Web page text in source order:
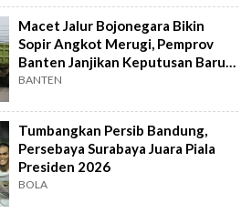
Macet Jalur Bojonegara Bikin
Sopir Angkot Merugi, Pemprov
Banten Janjikan Keputusan Baru 4
Hari Lagi
BANTEN
Tumbangkan Persib Bandung,
Persebaya Surabaya Juara Piala
Presiden 2026
BOLA